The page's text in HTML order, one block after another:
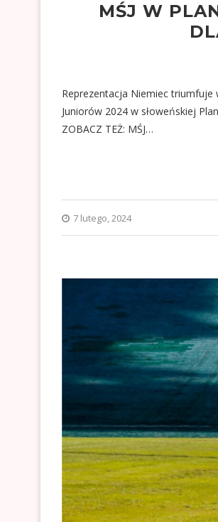
MŚJ W
Reprezentacja Niemiec
Juniorów 2024 w słoweńskiej
ZOBACZ TEŻ: MŚJ…
7 lutego, 2024